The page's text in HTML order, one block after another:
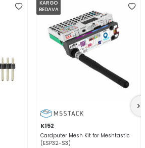
KARGO
BEDAVA
K152
Cardputer Mesh Kit for Meshtastic
(ESP32-S3)